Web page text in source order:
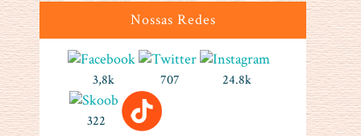
Nossas Redes
3,8k 707 24.8k
322